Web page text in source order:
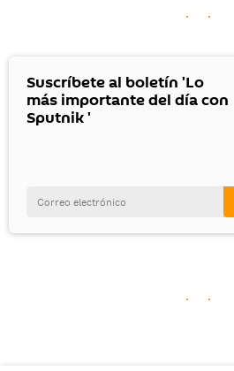
Suscríbete al boletín 'Lo
más importante del día con
Sputnik '